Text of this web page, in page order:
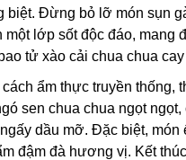
biệt. Đừng bỏ lỡ món sụn
lớp sốt độc đáo, mang
tử xào cải chua chua
ẩm thực truyền
sen chua chua ngọt
dầu mỡ. Đặc biệt,
đậm đà hương vị. Kết